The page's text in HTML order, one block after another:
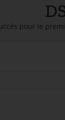
pour le